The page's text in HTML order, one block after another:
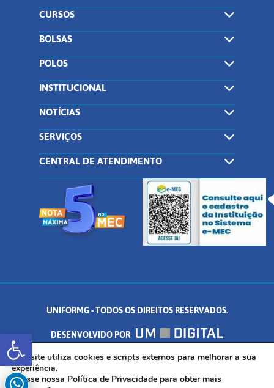
Abrir a barra de ferramentas
CURSOS
BOLSAS
POLOS
INSTITUCIONAL
NOTÍCIAS
SERVIÇOS
CENTRAL DE ATENDIMENTO
UNIFORMG - TODOS OS DIREITOS RESERVADOS.
DESENVOLVIDO POR
AV. DR. ARNALDO DE SENNA, 328 - PALMEIRAS, FORMIGA/MG - CEP:
35.574.530
Este site utiliza cookies e scripts externos para melhorar a sua
experiência.
Acesse nossa Política de Privacidade para obter mais